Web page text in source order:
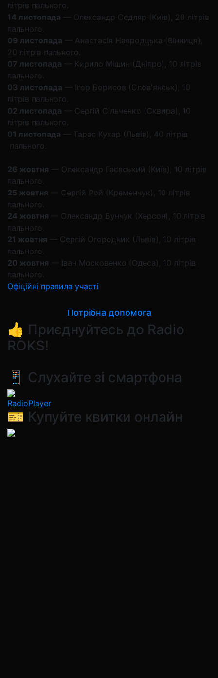
літрів пального.
14 листопада — Олександр Седляр (Київ), 20 літрів
пального.
09 листопада — Анастасія Навродцька (Вінниця),
20 літрів пального.
07 листопада — Кирило Мішин (Дніпро), 10 літрів
пального.
03 листопада — Ігор Борисов (Слов'янськ), 10
літрів пального.
02 листопада — Сергій Сільченко (Сквира), 10
літрів пального.
01 листопада — Тарас Кухар (Львів), 40 літрів
пального.
26 жовтня — Олександр Гаєвський (Київ), 10 літрів
пального.
25 жовтня — Сергій Рой (Кременчук), 10 літрів
пального.
24 жовтня — Олександр Бунчук (Херсон), 10 літрів
пального.
21 жовтня — Сергій Огородник (Львів), 10 літрів
пального.
20 жовтня — Іван Московенко (Одеса), 10 літрів
пального.
Офіційні правила участі
Потрібна допомога
👍 Приєднуйтесь до Radio
ROKS!
📱 Слухайте зі смартфона
RadioPlayer
🎫 Купуйте квитки онлайн